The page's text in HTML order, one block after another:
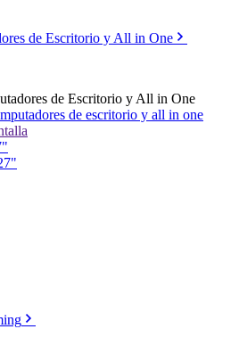
de Escritorio y All in One
de Escritorio y All in One
de escritorio y all in one